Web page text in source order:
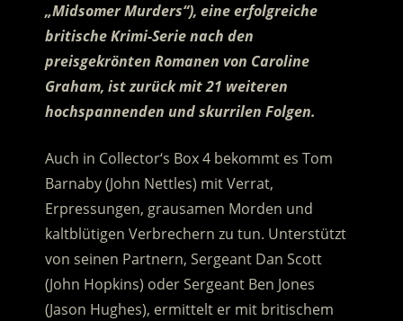
„Midsomer Murders“), eine erfolgreiche
britische Krimi-Serie nach den
preisgekrönten Romanen von Caroline
Graham, ist zurück mit 21 weiteren
hochspannenden und skurrilen Folgen.
Auch in Collector‘s Box 4 bekommt es Tom
Barnaby (John Nettles) mit Verrat,
Erpressungen, grausamen Morden und
kaltblütigen Verbrechern zu tun. Unterstützt
von seinen Partnern, Sergeant Dan Scott
(John Hopkins) oder Sergeant Ben Jones
(Jason Hughes), ermittelt er mit britischem